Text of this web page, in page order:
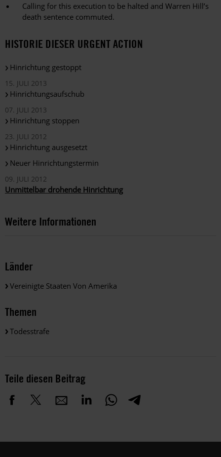
Calling for this execution to be halted and Warren Hill’s
death sentence commuted.
HISTORIE DIESER URGENT ACTION
Hinrichtung gestoppt
15. JULI 2013
Hinrichtungsaufschub
07. JULI 2013
Hinrichtung stoppen
23. JULI 2012
Hinrichtung ausgesetzt
Neuer Hinrichtungstermin
09. JULI 2012
Unmittelbar drohende Hinrichtung
Weitere Informationen
Länder
Vereinigte Staaten Von Amerika
Themen
Todesstrafe
Teile diesen Beitrag